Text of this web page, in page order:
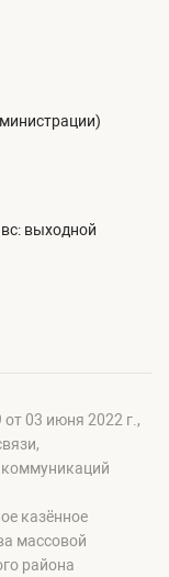
вс: выходной
03 июня 2022 г.,
казённое
массовой
района